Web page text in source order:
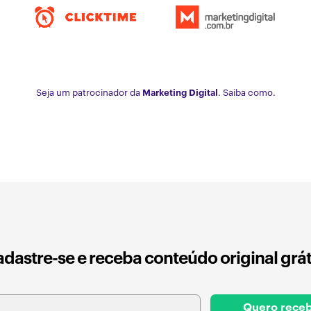
Seja um patrocinador da Marketing Digital. Saiba como.
se e receba conteúdo original